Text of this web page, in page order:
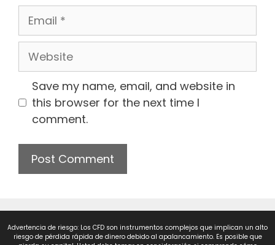
Save my name, email, and website in
this browser for the next time I
comment.
Advertencia de riesgo: Los CFD son instrumentos complejos que implican un alto
riesgo de pérdida rápida de dinero debido al apalancamiento. Es posible que